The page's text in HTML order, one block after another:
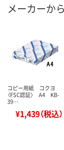
メーカーか
コピー用紙 コクヨ
〈FSC認証〉 A4 KB-
39…
¥1,439（税込）